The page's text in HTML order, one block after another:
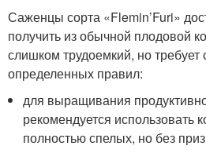
Саженцы сорта «Flemin’Furi»
получить из обычной плодовой
слишком трудоемкий, но требует
определенных правил:
для выращивания
рекомендуется использовать
полностью спелых, но без